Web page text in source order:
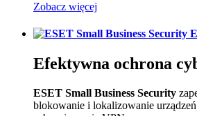
Zobacz więcej
Efektywna ochrona
ESET Small Business Security
blokowanie i lokalizowanie